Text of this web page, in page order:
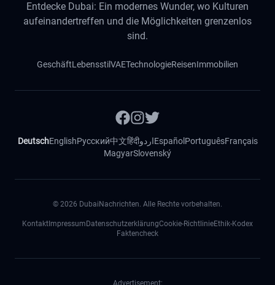
Entdecke Dubai: Ein modernes Wunder, wo Kulturen
aufeinandertreffen und die Möglichkeiten grenzenlos
sind.
GeschäftLebensstilVAETechnologieReisenImmobilien
DeutschEnglishРусский中文हिंदीاردوEspañol PortuguêsFrançais
MagyarSlovenský
© 2026 DubaiNachrichten. Alle Rechte vorbehalten.
Kontakt Impressum DatenschutzerklärungCookie-RichtlinieEthik-Kodex
Faktencheck
Advertisement: